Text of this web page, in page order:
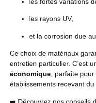
les rayons UV,
et la corrosion due
Ce choix de matériaux
entretien particulier. C’est
économique , parfaite
établissements recevant du
➡️ Découvrez nos conseils